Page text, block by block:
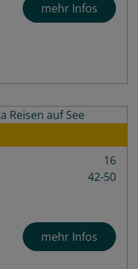
mehr Infos
16
42-50
mehr Infos